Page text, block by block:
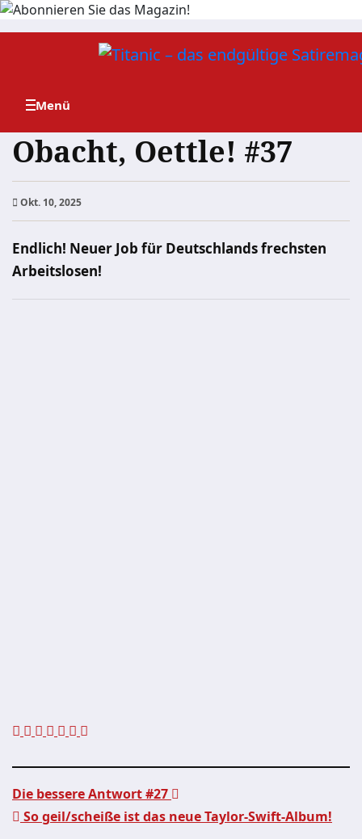
Zum
Obacht, Oettle! #37
Okt. 10, 2025
Endlich! Neuer Job für Deutschlands frechsten
Arbeitslosen!
Die bessere Antwort #27
So geil/scheiße ist das neue Taylor-Swift-Album!